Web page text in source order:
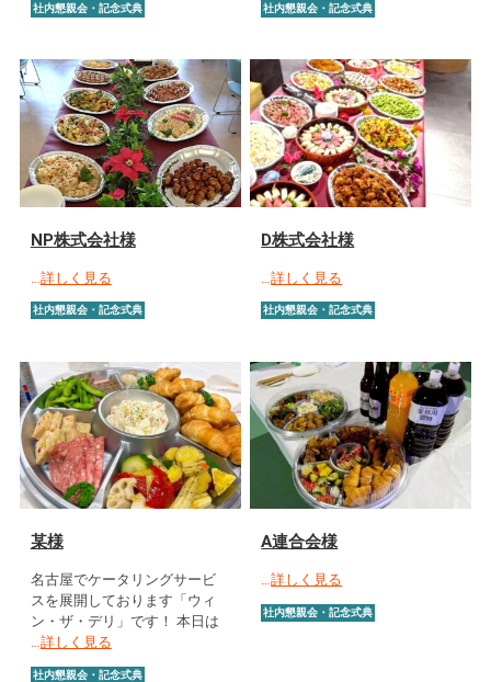
社内懇親会・記念式典 社内懇親会・記念式典
NP株式会社様
詳しく見る
社内懇親会・記念式典
D株式会社様
…詳しく見る
社内懇親会・記念式典
某様
名古屋でケータリングサービ
スを展開しております「ウィ
ン・ザ・デリ」です！ 本日は
…詳しく見る
社内懇親会・記念式典
A連合会様
…詳しく見る
社内懇親会・記念式典